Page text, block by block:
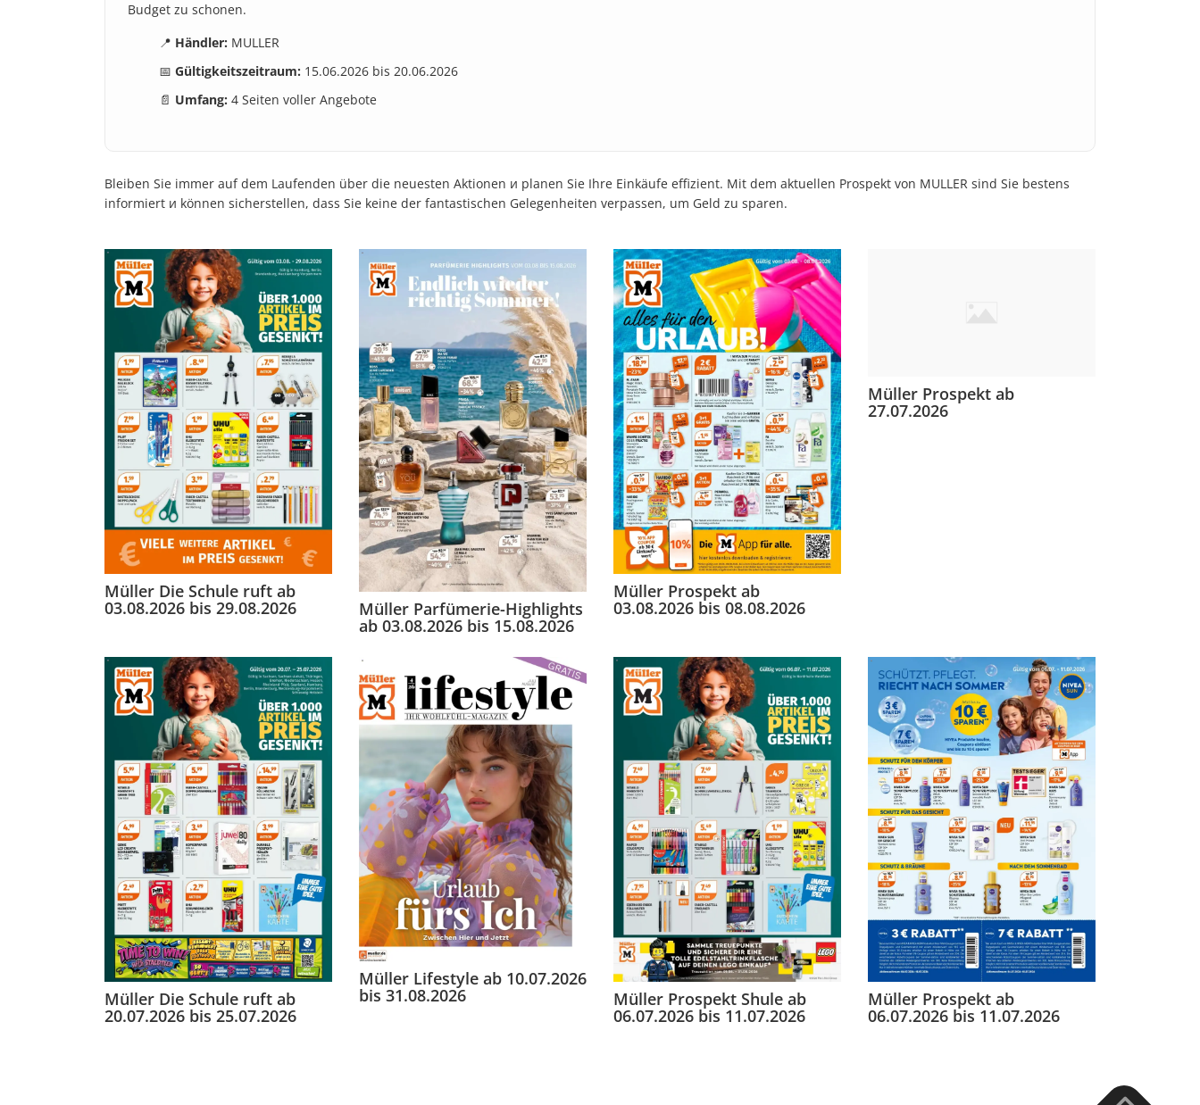
Budget zu schonen.
📍 Händler: MULLER
📅 Gültigkeitszeitraum: 15.06.2026 bis 20.06.2026
📄 Umfang: 4 Seiten voller Angebote
Bleiben Sie immer auf dem Laufenden über die neuesten Aktionen и planen Sie Ihre Einkäufe effizient. Mit dem aktuellen Prospekt von MULLER sind Sie bestens
informiert и können sicherstellen, dass Sie keine der fantastischen Gelegenheiten verpassen, um Geld zu sparen.
Müller Die Schule ruft ab
03.08.2026 bis 29.08.2026 Müller Parfümerie-Highlights
ab 03.08.2026 bis 15.08.2026
Müller Prospekt ab
03.08.2026 bis 08.08.2026
Müller Prospekt ab
27.07.2026
Müller Die Schule ruft ab
20.07.2026 bis 25.07.2026
Müller Lifestyle ab 10.07.2026
bis 31.08.2026 Müller Prospekt Shule ab
06.07.2026 bis 11.07.2026
Müller Prospekt ab
06.07.2026 bis 11.07.2026